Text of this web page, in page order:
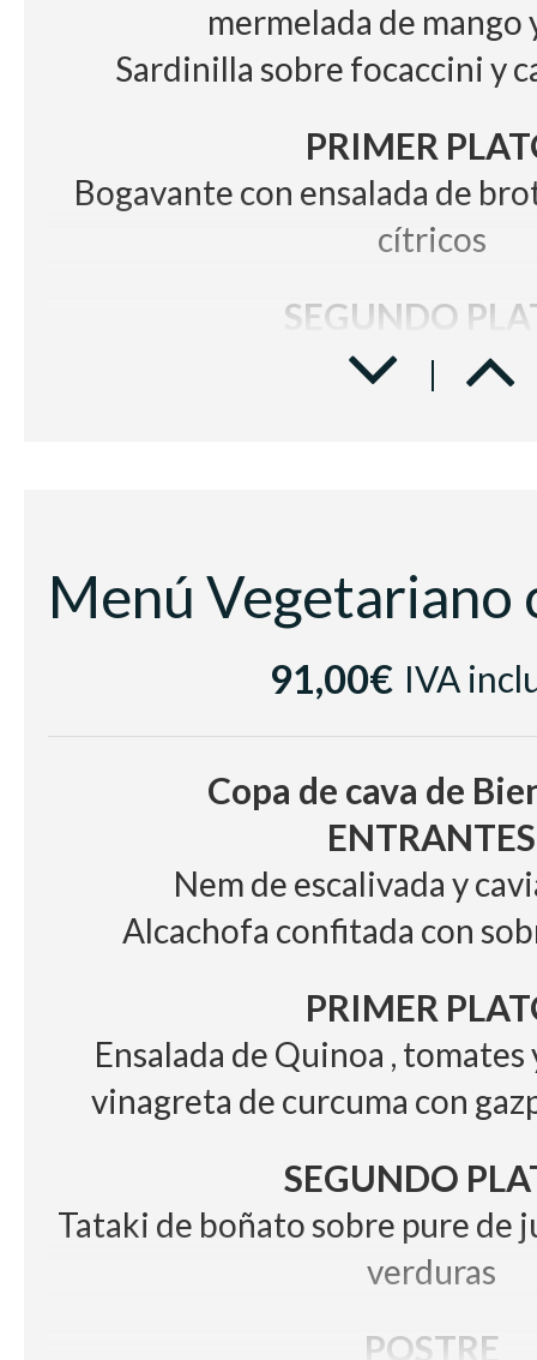
mermelada de mango
Sardinilla sobre focaccini y
PRIMER
Bogavante con ensalada de
cítricos
SEGUNDO
Solomillo de ternera con
Trozo de pastel acompañado
Vino Blanco Sumarroca Blancs
Vino tintoLes Cousins
Cerveza, refrescos,
91,00€ IVA
Copa de cava de
ENTRANTES
Nem de escalivada y
Alcachofa confitada con
PRIMER
Ensalada de Quinoa ,
vinagreta de curcuma con
SEGUNDO
Tataki de boñato sobre pure de
verduras
POSTRE